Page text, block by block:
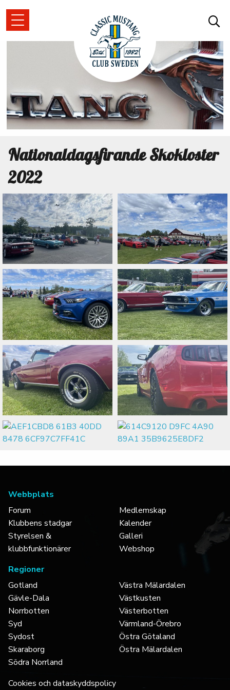
Nationaldagsfirande Skokloster
2022
Webbplats
Forum
Klubbens stadgar
Styrelsen &
klubbfunktionärer
Medlemskap
Kalender
Galleri
Webshop
Regioner
Gotland
Gävle-Dala
Norrbotten
Syd
Sydost
Skaraborg
Södra Norrland
Västra Mälardalen
Västkusten
Västerbotten
Värmland-Örebro
Östra Götaland
Östra Mälardalen
Cookies och dataskyddspolicy